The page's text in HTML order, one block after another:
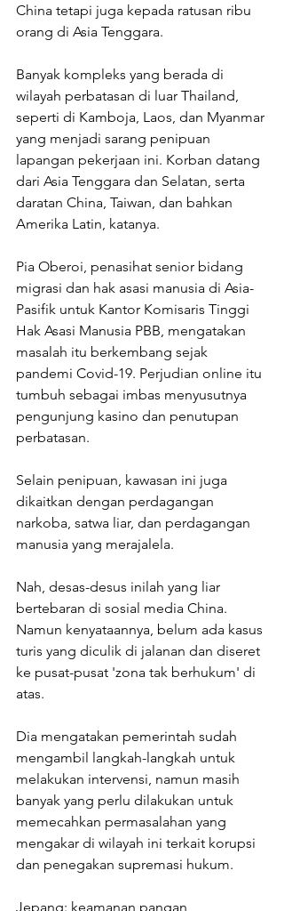
China tetapi juga kepada ratusan ribu
orang di Asia Tenggara.
Banyak kompleks yang berada di
wilayah perbatasan di luar Thailand,
seperti di Kamboja, Laos, dan Myanmar
yang menjadi sarang penipuan
lapangan pekerjaan ini. Korban datang
dari Asia Tenggara dan Selatan, serta
daratan China, Taiwan, dan bahkan
Amerika Latin, katanya.
Pia Oberoi, penasihat senior bidang
migrasi dan hak asasi manusia di Asia-
Pasifik untuk Kantor Komisaris Tinggi
Hak Asasi Manusia PBB, mengatakan
masalah itu berkembang sejak
pandemi Covid-19. Perjudian online itu
tumbuh sebagai imbas menyusutnya
pengunjung kasino dan penutupan
perbatasan.
Selain penipuan, kawasan ini juga
dikaitkan dengan perdagangan
narkoba, satwa liar, dan perdagangan
manusia yang merajalela.
Nah, desas-desus inilah yang liar
bertebaran di sosial media China.
Namun kenyataannya, belum ada kasus
turis yang diculik di jalanan dan diseret
ke pusat-pusat 'zona tak berhukum' di
atas.
Dia mengatakan pemerintah sudah
mengambil langkah-langkah untuk
melakukan intervensi, namun masih
banyak yang perlu dilakukan untuk
memecahkan permasalahan yang
mengakar di wilayah ini terkait korupsi
dan penegakan supremasi hukum.
Jepang: keamanan pangan